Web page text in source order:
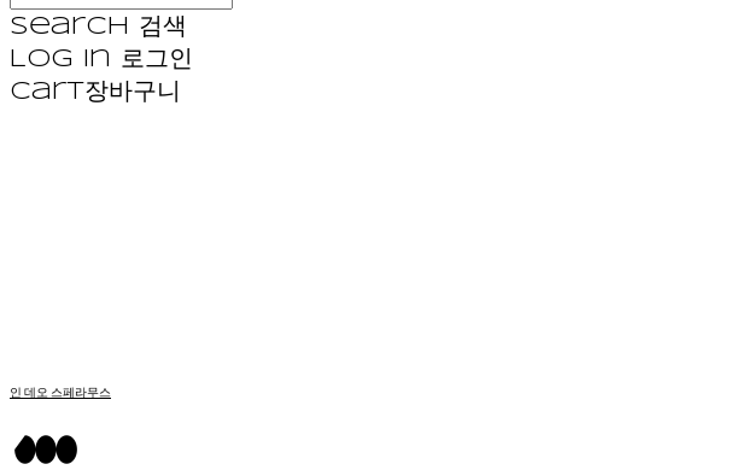
Search
검색
Log In 로그인
Cart장바구니
인 데오 스페라무스